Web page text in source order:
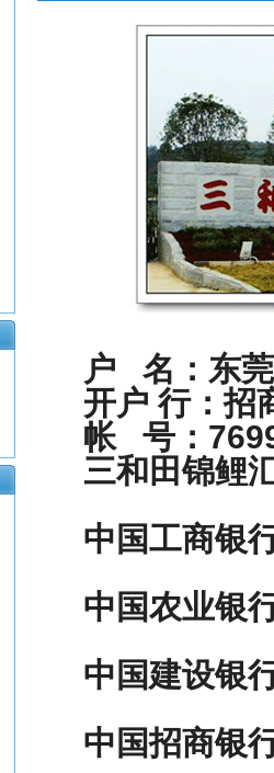
户 名：东莞
开户 行：招
帐 号：
三和田锦鲤
中国工商银
中国农业银
中国建设银
中国招商银